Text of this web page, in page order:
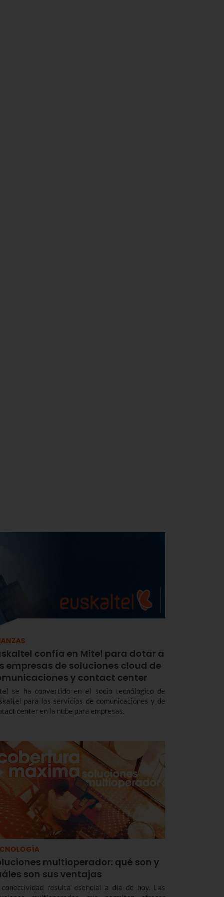
confía en Mitel para dotar a
empresas de soluciones cloud de
y contact center
se ha convertido en el socio tecnólogico de
para los servicios de comunicaciones y de
center en la nube para empresas.
multioperador: qué son y
son sus ventajas
resulta esencial a día de hoy. Las